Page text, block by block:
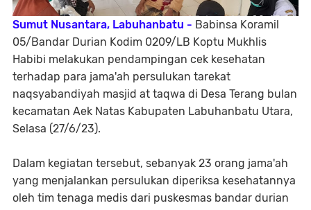
Sumut Nusantara, Labuhanbatu - Babinsa Koramil
05/Bandar Durian Kodim 0209/LB Koptu Mukhlis
Habibi melakukan pendampingan cek kesehatan
terhadap para jama'ah persulukan tarekat
naqsyabandiyah masjid at taqwa di Desa Terang bulan
kecamatan Aek Natas Kabupaten Labuhanbatu Utara,
Selasa (27/6/23).
Dalam kegiatan tersebut, sebanyak 23 orang jama'ah
yang menjalankan persulukan diperiksa kesehatannya
oleh tim tenaga medis dari puskesmas bandar durian